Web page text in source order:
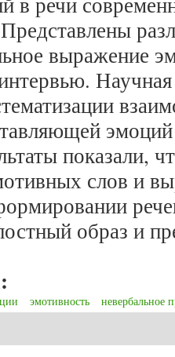
выражение
показали,
слов и
образ и
эмотивность невербальное